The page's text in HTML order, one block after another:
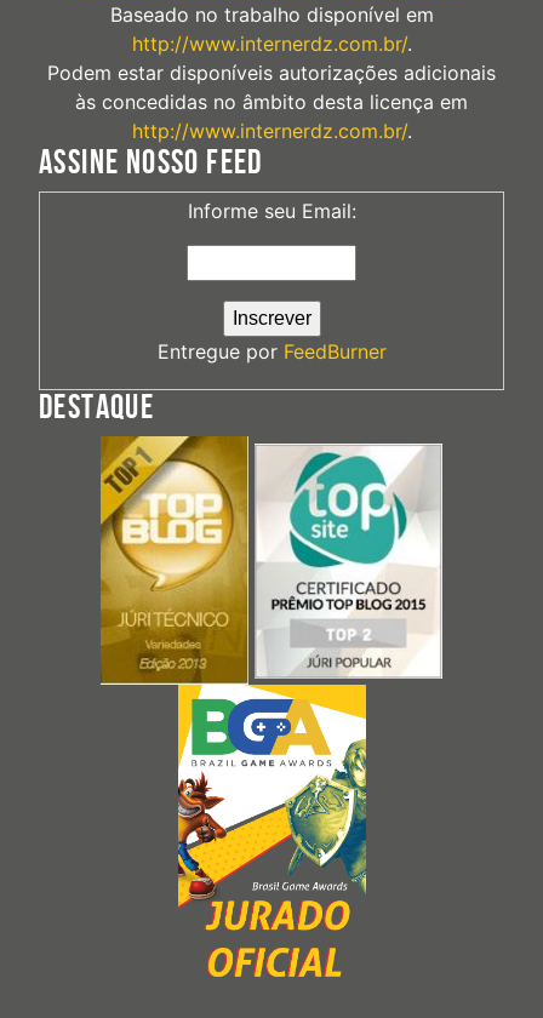
Baseado no trabalho disponível em
http://www.internerdz.com.br/.
Podem estar disponíveis autorizações adicionais
às concedidas no âmbito desta licença em
http://www.internerdz.com.br/.
ASSINE NOSSO FEED
Informe seu Email:
Entregue por FeedBurner
DESTAQUE